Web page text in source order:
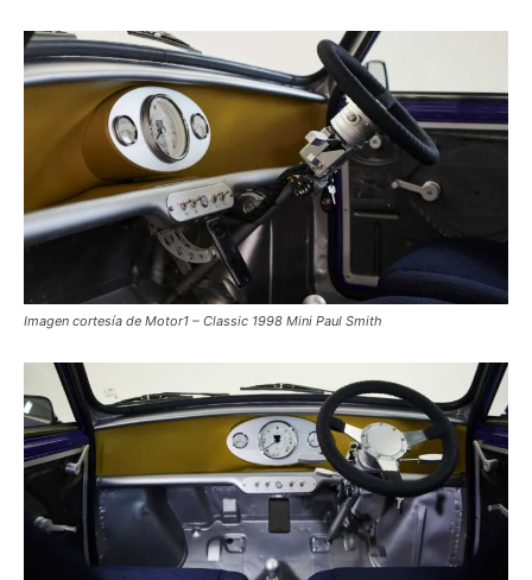
Imagen cortesía de Motor1 – Classic 1998 Mini Paul Smith